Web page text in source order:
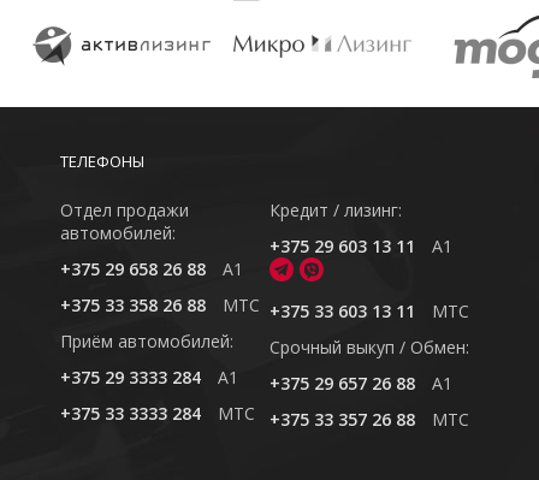
ТЕЛЕФОНЫ
Отдел продажи
автомобилей:
+375 29 658 26 88
A1
+375 33 358 26 88
MTC
Приём автомобилей:
+375 29 3333 284
A1
+375 33 3333 284
MTC
Кредит / лизинг:
+375 29 603 13 11
A1
+375 33 603 13 11
MTC
Cрочный выкуп / Обмен:
+375 29 657 26 88
A1
+375 33 357 26 88
MTC